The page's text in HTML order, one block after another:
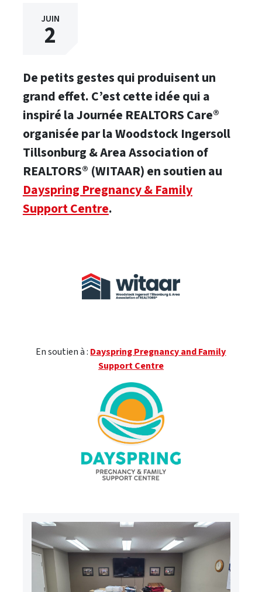
JUIN
2
De petits gestes qui produisent un
grand effet. C’est cette idée qui a
inspiré la Journée REALTORS Care®
organisée par la Woodstock Ingersoll
Tillsonburg & Area Association of
REALTORS® (WITAAR) en soutien au
Dayspring Pregnancy & Family
Support Centre.
En soutien à : Dayspring Pregnancy and Family
Support Centre